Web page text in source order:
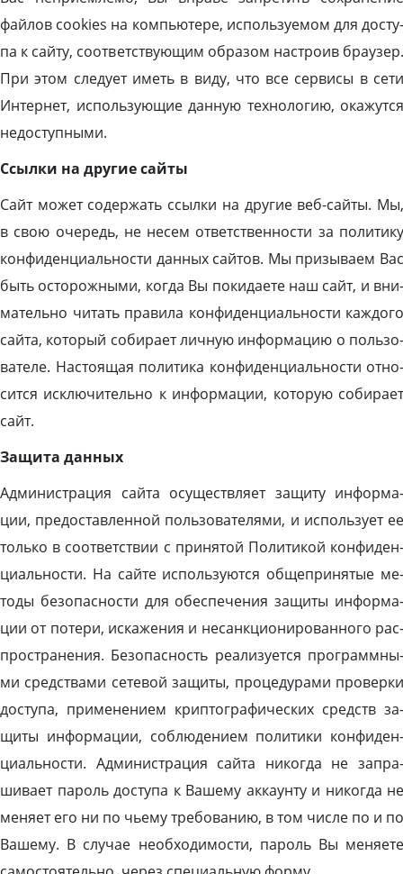
фай­лов cookies на компь­юте­ре, ис­поль­зу­емом для дос­ту­
па к сай­ту, со­от­ветс­тву­ющим об­ра­зом нас­тро­ив бра­узер.
При этом сле­ду­ет иметь в ви­ду, что все сер­ви­сы в се­ти
Ин­тернет, ис­поль­зу­ющие дан­ную тех­но­логию, ока­жут­ся
не­дос­тупны­ми.
Ссыл­ки на дру­гие сай­ты
Сайт мо­жет со­дер­жать ссыл­ки на дру­гие веб-сай­ты. Мы,
в свою оче­редь, не не­сем от­ветс­твен­ности за по­лити­ку
кон­фи­ден­ци­аль­нос­ти дан­ных сай­тов. Мы при­зыва­ем Вас
быть ос­то­рож­ны­ми, ког­да Вы по­кида­ете наш сайт, и вни­
матель­но чи­тать пра­вила кон­фи­ден­ци­аль­нос­ти каж­до­го
сай­та, ко­торый со­бира­ет лич­ную ин­форма­цию о поль­зо­
вате­ле. Нас­то­ящая по­лити­ка кон­фи­ден­ци­аль­нос­ти от­но­
сит­ся ис­клю­читель­но к ин­форма­ции, ко­торую со­бира­ет
сайт.
За­щита дан­ных
Ад­ми­нис­тра­ция сай­та осу­щест­вля­ет за­щиту ин­форма­
ции, пре­дос­тавлен­ной поль­зо­вате­лями, и ис­поль­зу­ет ее
толь­ко в со­от­ветс­твии с при­нятой По­лити­кой кон­фи­ден­
ци­аль­нос­ти. На cай­те ис­поль­зу­ют­ся об­щепри­нятые ме­
тоды бе­зопас­ности для обес­пе­чения за­щиты ин­форма­
ции от по­тери, ис­ка­жения и не­сан­кци­они­рован­но­го рас­
простра­нения. Бе­зопас­ность ре­али­зу­ет­ся прог­рам­мны­
ми средс­тва­ми се­тевой за­щиты, про­цеду­рами про­вер­ки
дос­ту­па, при­мене­ни­ем крип­тогра­фичес­ких средств за­
щиты ин­форма­ции, соб­лю­дени­ем по­лити­ки кон­фи­ден­
ци­аль­нос­ти. Ад­ми­нис­тра­ция сай­та ни­ког­да не зап­ра­
шива­ет па­роль дос­ту­па к Ва­шему ак­ка­ун­ту и ни­ког­да не
ме­ня­ет его ни по чь­ему тре­бова­нию, в том чис­ле по и по
Ва­шему. В слу­чае не­об­хо­димос­ти, па­роль Вы ме­ня­ете